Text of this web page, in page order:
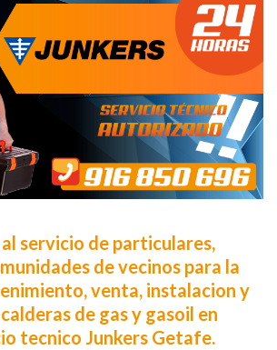
servicio de particulares,
de vecinos para la
venta, instalacion y
de gas y gasoil en
tecnico Junkers Getafe.